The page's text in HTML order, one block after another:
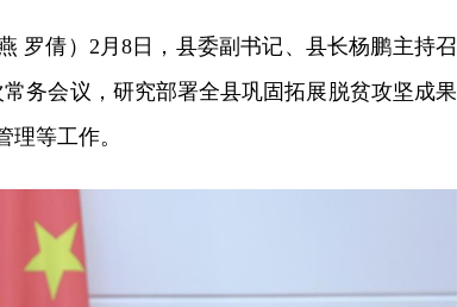
罗倩）2月8日，县委副书记、县长杨鹏主持召
务会议，研究部署全县巩固拓展脱贫攻坚成果
等工作。